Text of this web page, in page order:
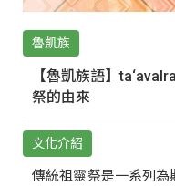
魯凱族
【魯凱族語】
祭的由來
文化介紹
傳統祖靈祭是一系列